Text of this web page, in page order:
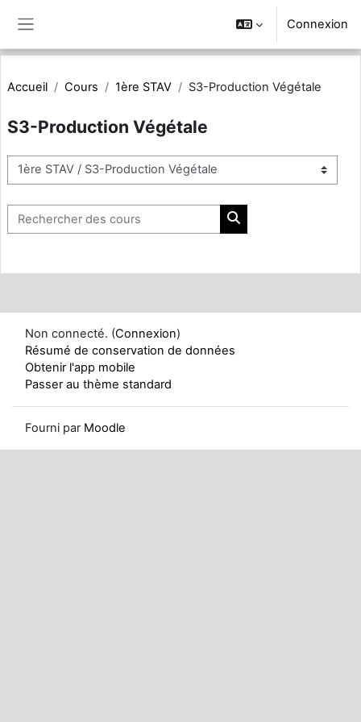
Connexion
Accueil Cours 1ère STAV S3-Production Végétale
S3-Production Végétale
Catégories de cours
Rechercher des cours
Rechercher des cours
Non connecté. (Connexion)
Résumé de conservation de données
Obtenir l'app mobile
Passer au thème standard
Fourni par Moodle